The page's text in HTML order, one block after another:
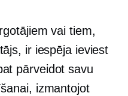
vai tiem,
ir iespēja ieviest
pārveidot savu
izmantojot